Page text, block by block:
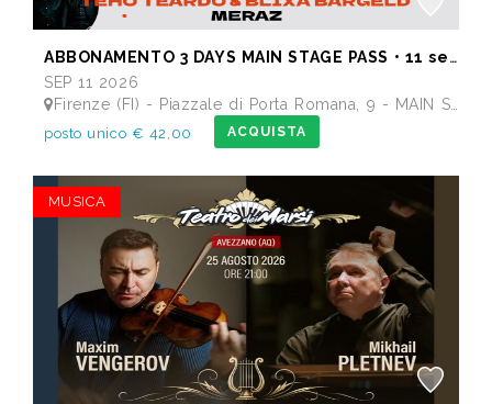
ABBONAMENTO 3 DAYS MAIN STAGE PASS • 11 settembre: Alborosie & Shengen Clan, DJ Gruff feat Gavino Murgia - Lauryyn - Beatrice Dellacasa, after party Dj Gruff • 12 settembre: Altea, Pellegrino, Casino Royale • 13 settembre: Meraz, Teho Teardo & Blixa Bargeld, C'Mon Tigre
SEP 11 2026
Firenze (FI) - Piazzale di Porta Romana, 9 - MAIN STAGE - Giardino delle Scuderie Reali
posto unico € 42,00 ACQUISTA
MUSICA